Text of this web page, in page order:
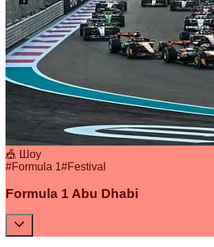
🎪 Шоу
#Formula 1#Festival
Formula 1 Abu Dhabi